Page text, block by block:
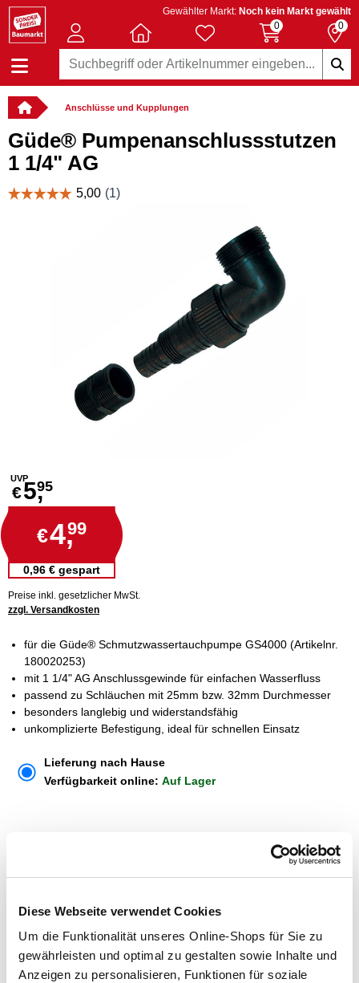
Diese Webseite verwendet Cookies
Um die Funktionalität unseres Online-Shops für Sie zu
gewährleisten und optimal zu gestalten sowie Inhalte und
Anzeigen zu personalisieren, Funktionen für soziale
Gewählter Markt: Noch kein Markt gewählt
0
0
Anschlüsse und Kupplungen
Güde® Pumpenanschlussstutzen
1 1/4" AG
UVP
€5,95
€4,99
0,96 € gespart
Preise inkl. gesetzlicher MwSt.
zzgl. Versandkosten
für die Güde® Schmutzwassertauchpumpe GS4000 (Artikelnr.
180020253)
mit 1 1/4" AG Anschlussgewinde für einfachen Wasserfluss
passend zu Schläuchen mit 25mm bzw. 32mm Durchmesser
besonders langlebig und widerstandsfähig
unkomplizierte Befestigung, ideal für schnellen Einsatz
Lieferung nach Hause
Verfügbarkeit online: Auf Lager
Um Abholung im Markt nutzen zu können, wähle zunächst
Verfügbarkeit:
Menge
In den Warenkorb